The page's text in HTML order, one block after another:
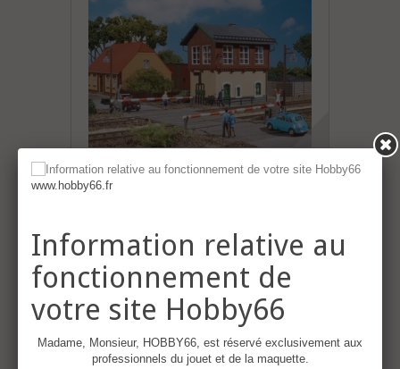
Les prix de cette catégorie sont
réservés exclusivement aux clients
enregistrés
Signal box
Détails
www.hobby66.fr
Information relative au
fonctionnement de
votre site Hobby66
Madame, Monsieur, HOBBY66, est réservé exclusivement aux
professionnels du jouet et de la maquette.